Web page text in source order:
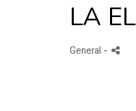
LA
General -